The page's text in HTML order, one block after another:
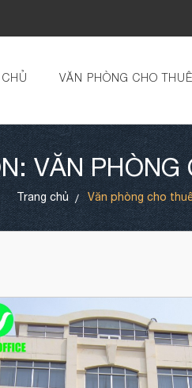
VĂN PHÒNG CHO THUÊ
VĂN PHÒNG
Trang chủ Văn phòng cho